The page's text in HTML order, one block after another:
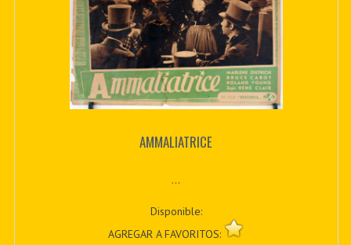
AMMALIATRICE
...
Disponible:
AGREGAR A FAVORITOS: